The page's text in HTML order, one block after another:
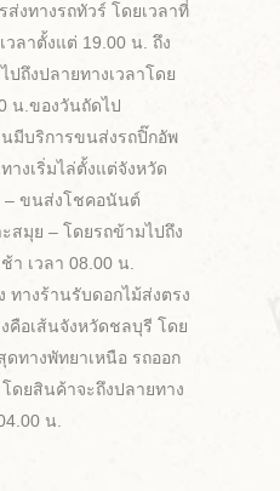
งทางรถทัวร์ โดยเวลาที่
วลาตั้งแต่ 19.00 น. ถึง
ปถึงปลายทางเวลาโดย
น.ของวันถัดไป
นมีบริการขนส่งรถปิ๊กอัพ
างเริ่มไล่ตั้งแต่จังหวัด
– ขนส่งโชคอนันต์
สมุย – โดยรถข้ามไปถึง
า เวลา 08.00 น.
ทางร้านรับดอกไม้ส่งตรง
คือเส้นจังหวัดชลบุรี โดย
ทางพัทยาเหนือ รถออก
ดยสินค้าจะถึงปลายทาง
น.